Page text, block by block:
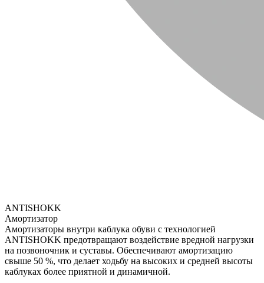
ANTISHOKK
Амортизатор
Амортизаторы внутри каблука обуви с технологией
ANTISHOKK предотвращают воздействие вредной нагрузки
на позвоночник и суставы. Обеспечивают амортизацию
свыше 50 %, что делает ходьбу на высоких и средней высоты
каблуках более приятной и динамичной.